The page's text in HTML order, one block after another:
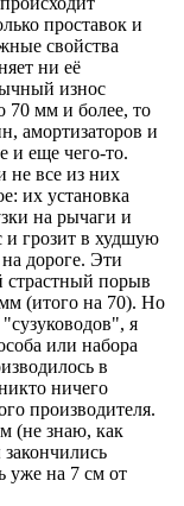
проставок и
свойства
ни её
износ
70 мм и более, то
амортизаторов и
и еще чего-то.
не все из них
их установка
на рычаги и
и грозит в худшую
дороге. Эти
страстный порыв
(итого на 70). Но
я
или набора
в
ничего
производителя.
(не знаю, как
уже на 7 см от